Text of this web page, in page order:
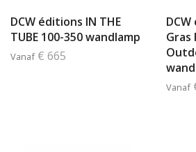
DCW éditions IN THE
TUBE 100-350 wandlamp
Vanaf € 665
Gras
Vanaf